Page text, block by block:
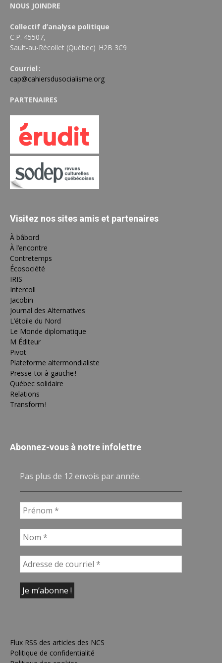
NOUS JOINDRE
Collectif d’analyse politique
C.P. 45507,
Sault-au-Récollet (Québec) H2B 3C9
Courriel :
cap@cahiersdusocialisme.org
PARTENAIRES
Visitez nos sites amis et partenaires
À bâbord
À l’encontre
Contretemps
Écosociété
IRIS
Intercoll
Jacobin
Journal des Alternatives
L’étoile du Nord
Le Monde diplomatique
M Éditeur
Pivot
Plateforme altermondialiste
Presse-toi à gauche !
Québec solidaire
Relations
Transform !
Abonnez-vous à notre infolettre
Pas plus de 12 envois par année.
Flux RSS des articles des NCS
Politique de confidentialité